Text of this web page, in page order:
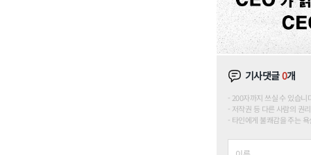
기사댓글0개
200자까지 쓰실 수 있습
저작권 등 다른 사람의 권
타인에게 불쾌감을 주는